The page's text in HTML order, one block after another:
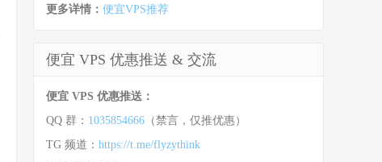
更多详情： 便宜VPS推荐
便宜 VPS 优惠推送 & 交流
便宜 VPS 优惠推送：
QQ 群： 1035854666 （禁言，仅推优惠）
TG 频道： https://t.me/flyzythink